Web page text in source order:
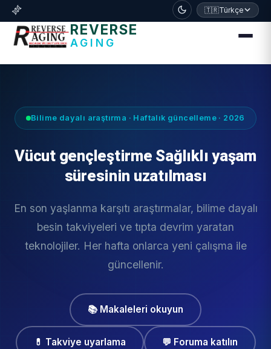
דלג לתוכן הראשי
🧬 🇹🇷Türkçe
REVERSE
AGING
Bilime dayalı araştırma · Haftalık güncelleme · 2026
Vücut gençleştirme Sağlıklı yaşam
süresinin uzatılması
En son yaşlanma karşıtı araştırmalar, bilime dayalı
besin takviyeleri ve tıpta devrim yaratan
teknolojiler. Her hafta onlarca yeni çalışma ile
güncellenir.
📚 Makaleleri okuyun
💊 Takviye uyarlama 💬 Foruma katılın